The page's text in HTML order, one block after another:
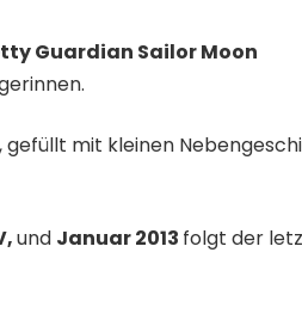
Guardian Sailor Moon
mit kleinen
und Januar 2013 folgt der